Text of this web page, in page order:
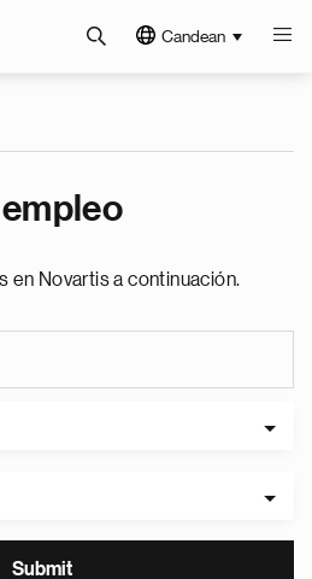
Candean
en Novartis a continuación.